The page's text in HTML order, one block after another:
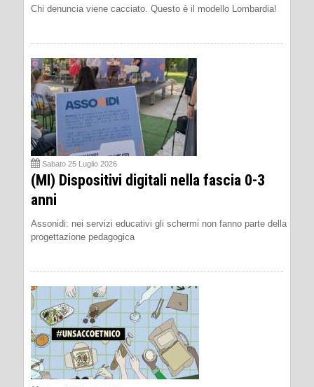
Chi denuncia viene cacciato. Questo è il modello Lombardia!
Sabato 25 Luglio 2026
(MI) Dispositivi digitali nella fascia 0-3
anni
Assonidi: nei servizi educativi gli schermi non fanno parte della
progettazione pedagogica